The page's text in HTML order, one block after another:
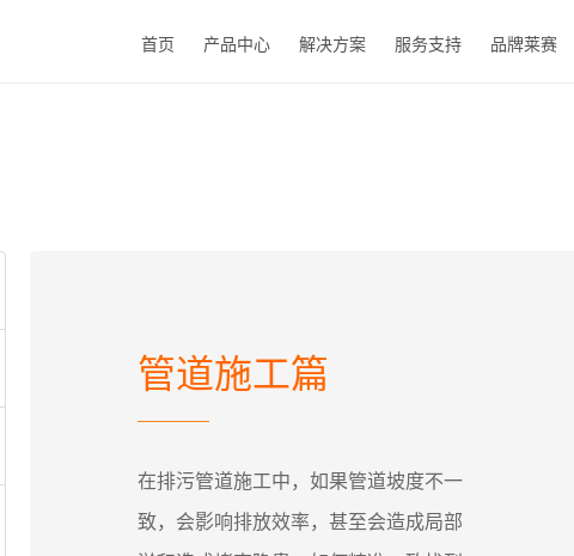
首页 产品中心 解决方案 服务支持 品牌莱赛
管道施工篇
在排污管道施工中，如果管道坡度不一
致，会影响排放效率，甚至会造成局部